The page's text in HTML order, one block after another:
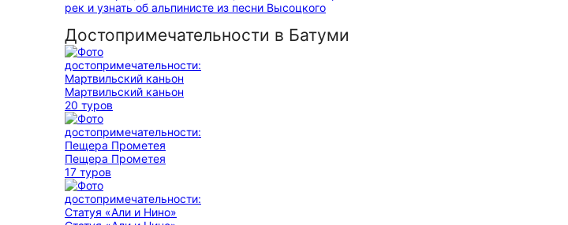
рек и узнать об альпинисте из песни Высоцкого
Достопримечательности в Батуми
Мартвильский каньон
20 туров
Пещера Прометея
17 туров